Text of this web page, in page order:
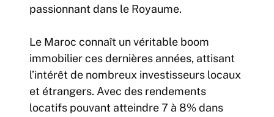
passionnant dans le Royaume.
Le Maroc connaît un véritable boom
immobilier ces dernières années, attisant
l’intérêt de nombreux investisseurs locaux
et étrangers. Avec des rendements
locatifs pouvant atteindre 7 à 8% dans